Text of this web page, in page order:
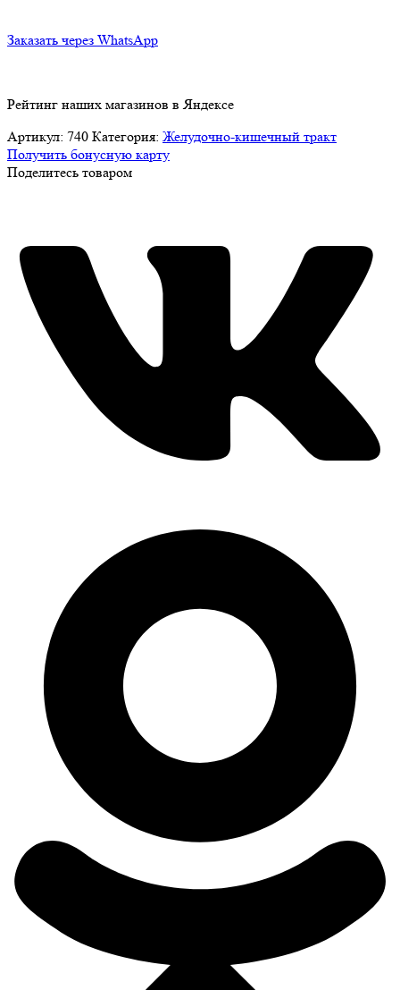
Заказать через WhatsApp
Рейтинг наших магазинов в Яндексе
Артикул: 740 Категория: Желудочно-кишечный тракт
Получить бонусную карту
Поделитесь товаром